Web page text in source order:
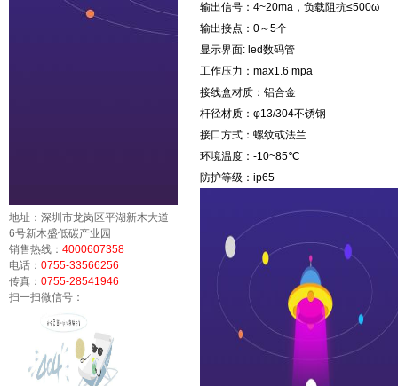
地址：深圳市龙岗区平湖新木大道
6号新木盛低碳产业园
销售热线： 4000607358
电话： 0755-33566256
传真： 0755-28541946
扫一扫微信号：
输出信号：4~20ma，负载阻抗≤500ω
输出接点：0～5个
显示界面: led数码管
工作压力：max1.6 mpa
接线盒材质：铝合金
杆径材质：φ13/304不锈钢
接口方式：螺纹或法兰
环境温度：-10~85℃
防护等级：ip65